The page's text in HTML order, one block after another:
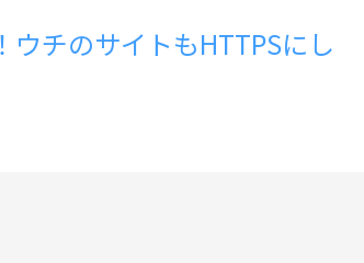
ウチのサイトもHTTPSにし